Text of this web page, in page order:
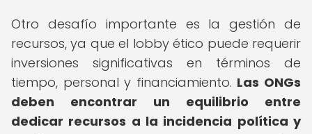
Otro desafío importante es la gestión de
recursos, ya que el lobby ético puede requerir
inversiones significativas en términos de
tiempo, personal y financiamiento. Las ONGs
deben encontrar un equilibrio entre
dedicar recursos a la incidencia política y